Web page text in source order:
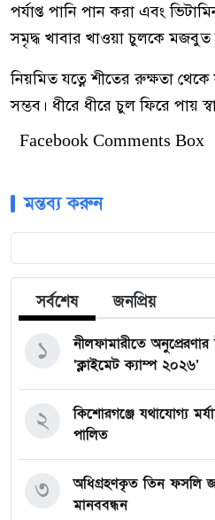
পর্যাপ্ত পানি পান করা এবং
সমৃদ্ধ খাবার খাওয়া চুলকে মজবুত
নিয়মিত যত্নে শীতের রুক্ষতা
সম্ভব। ধীরে ধীরে চুল ফিরে পায়
Facebook Comments Box
মন্তব্য করুন
সর্বশেষ জনপ্রিয়
নীলফামারীতে
‘ক্লাইমেট ক্যাম্প ২০২৬’
১
কিশোরগঞ্জে যথাযোগ্য
পালিত
২
অধিগ্রহণকৃত তিন ফসলি
মানববন্ধন
৩